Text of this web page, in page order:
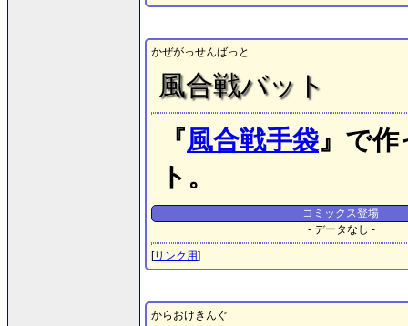
かぜがっせんばっと
風合戦バット
『風合戦手袋』で
ト。
コミックス登場
- データなし -
[リンク用]
からおけきんぐ